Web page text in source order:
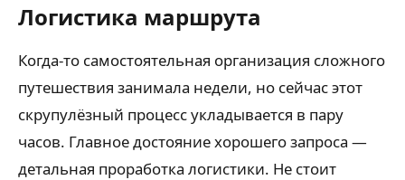
Логистика маршрута
Когда-то самостоятельная организация сложного
путешествия занимала недели, но сейчас этот
скрупулёзный процесс укладывается в пару
часов. Главное достояние хорошего запроса —
детальная проработка логистики. Не стоит